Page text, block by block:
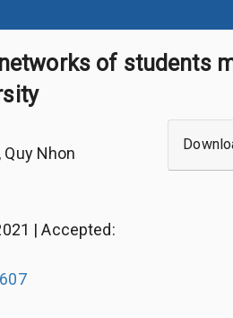
of students
Nhon
|Accepted: